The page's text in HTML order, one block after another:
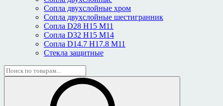
Сопла двухслойные хром
Сопла двухслойные шестигранник
Сопла D28 H15 M11
Сопла D32 H15 M14
Сопла D14.7 H17.8 M11
Стекла защитные